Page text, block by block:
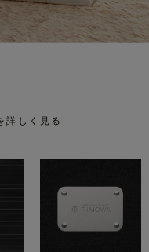
詳しく見る